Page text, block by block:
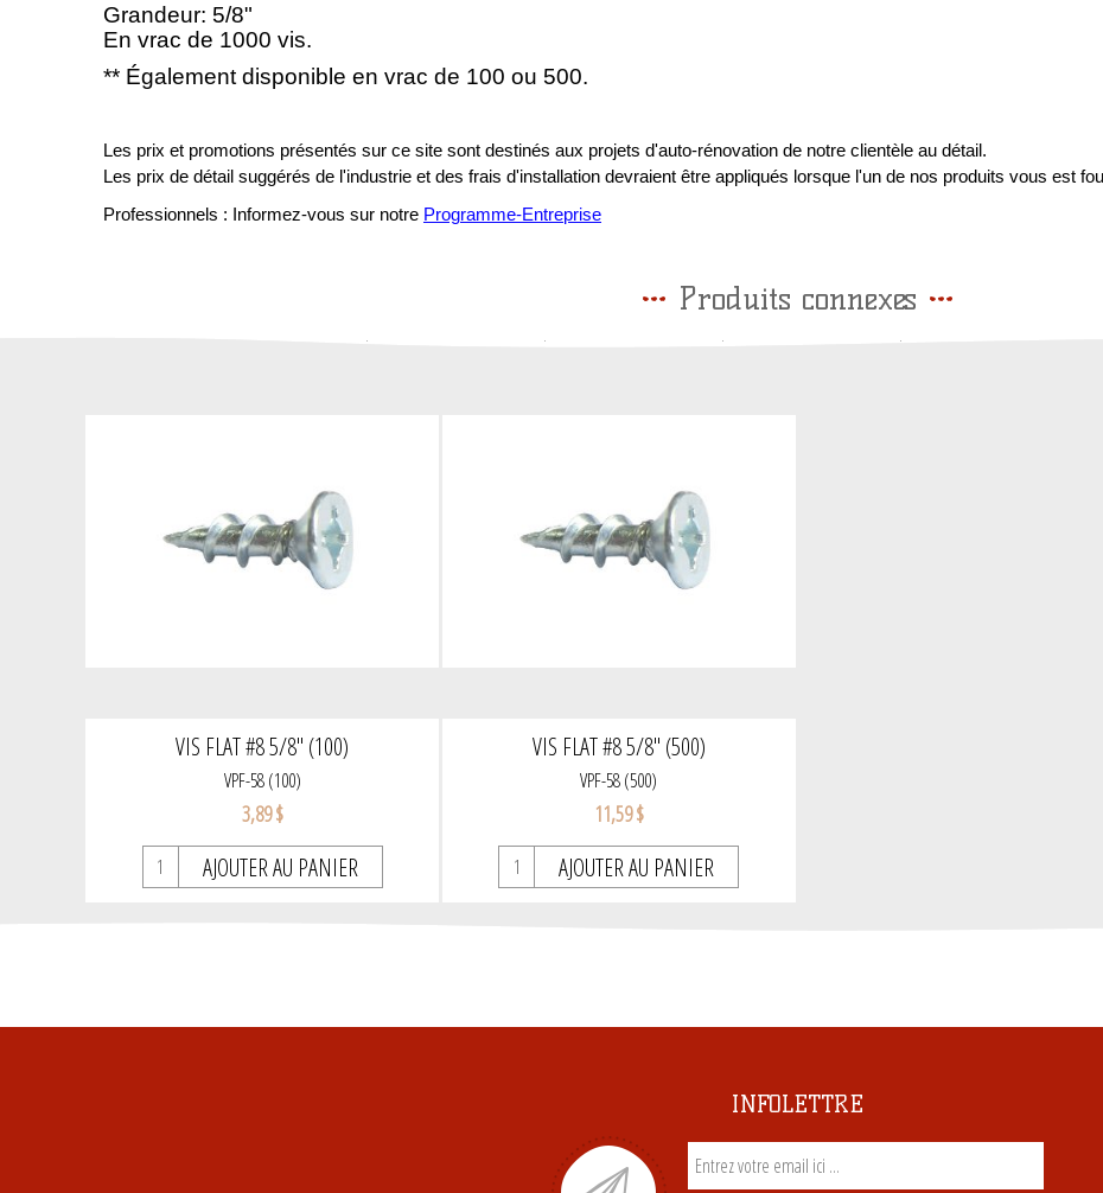
Grandeur: 5/8"
En vrac de 1000 vis.
** Également disponible en vrac de 100 ou 500.
Les prix et promotions présentés sur ce site sont destinés aux projets d'auto-rénovation de notre clientèle au détail.
Les prix de détail suggérés de l'industrie et des frais d'installation devraient être appliqués lorsque l'un de nos produits vous est
Professionnels : Informez-vous sur notre Programme-Entreprise
Produits connexes
VIS FLAT #8 5/8'' (100)
VPF-58 (100)
3,89 $
AJOUTER AU PANIER
VIS FLAT #8 5/8'' (500)
VPF-58 (500)
11,59 $
AJOUTER AU PANIER
INFOLETTRE